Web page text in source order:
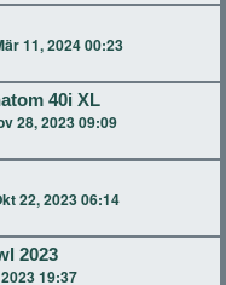
11, 2024 00:23
40i XL
28, 2023 09:09
22, 2023 06:14
2023
19:37